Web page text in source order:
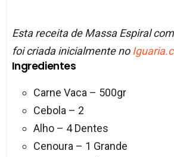
Esta receita de Massa Espiral
foi criada inicialmente no
Ingredientes
Carne Vaca – 500gr
Cebola – 2
Alho – 4 Dentes
Cenoura – 1 Grande